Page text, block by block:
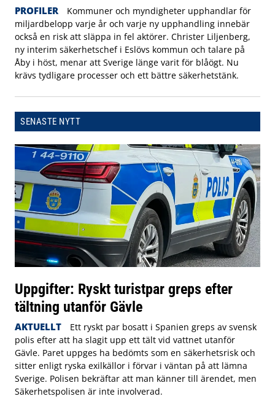
PROFILER
Kommuner och myndigheter upphandlar för
miljardbelopp varje år och varje ny upphandling innebär
också en risk att släppa in fel aktörer. Christer Liljenberg,
ny interim säkerhetschef i Eslövs kommun och talare på
Åby i höst, menar att Sverige länge varit för blåögt. Nu
krävs tydligare processer och ett bättre säkerhetstänk.
SENASTE NYTT
Uppgifter: Ryskt turistpar greps efter
tältning utanför Gävle
AKTUELLT
Ett ryskt par bosatt i Spanien greps av svensk
polis efter att ha slagit upp ett tält vid vattnet utanför
Gävle. Paret uppges ha bedömts som en säkerhetsrisk och
sitter enligt ryska exilkällor i förvar i väntan på att lämna
Sverige. Polisen bekräftar att man känner till ärendet, men
Säkerhetspolisen är inte involverad.